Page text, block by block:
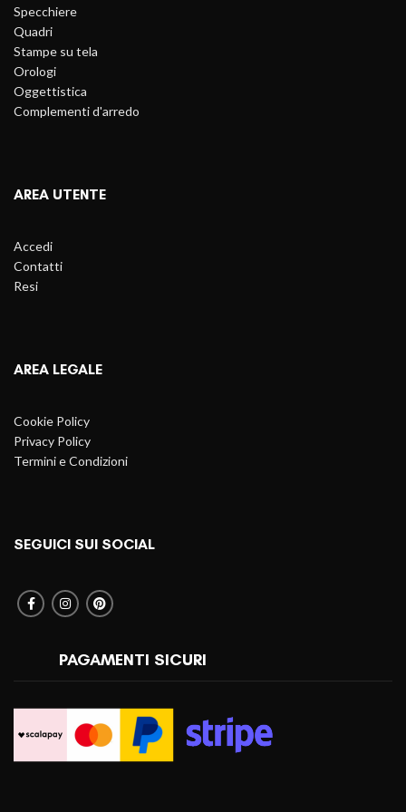
Specchiere
Quadri
Stampe su tela
Orologi
Oggettistica
Complementi d'arredo
AREA UTENTE
Accedi
Contatti
Resi
AREA LEGALE
Cookie Policy
Privacy Policy
Termini e Condizioni
SEGUICI SUI SOCIAL
PAGAMENTI SICURI